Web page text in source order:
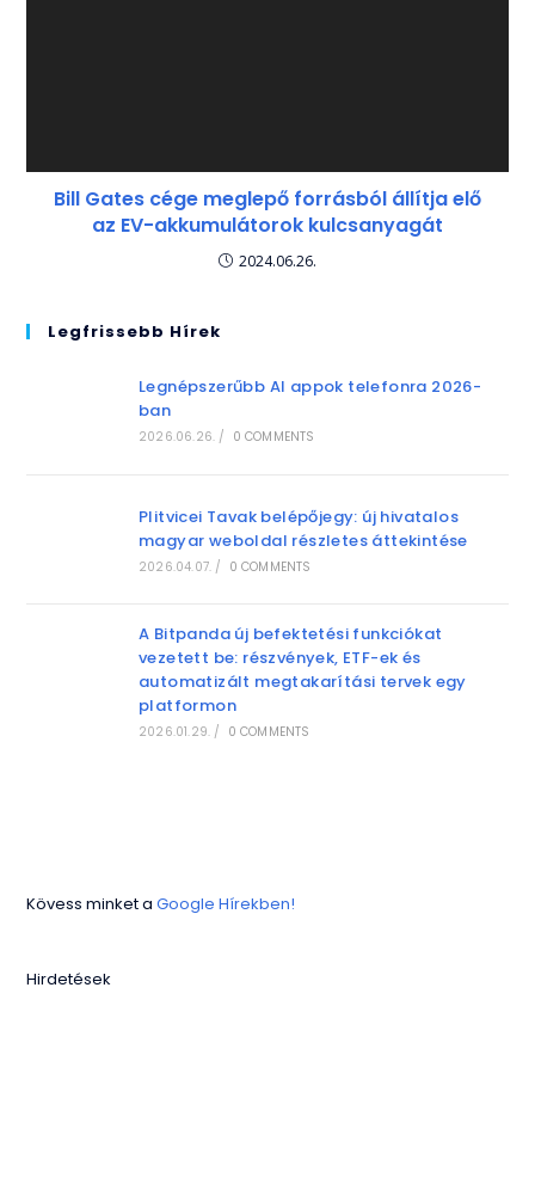
Bill Gates cége meglepő forrásból állítja elő
az EV-akkumulátorok kulcsanyagát
2024.06.26.
Legfrissebb Hírek
Legnépszerűbb AI appok telefonra 2026-
ban
2026.06.26. / 0 COMMENTS
Plitvicei Tavak belépőjegy: új hivatalos
magyar weboldal részletes áttekintése
2026.04.07. / 0 COMMENTS
A Bitpanda új befektetési funkciókat
vezetett be: részvények, ETF-ek és
automatizált megtakarítási tervek egy
platformon
2026.01.29. / 0 COMMENTS
Kövess minket aGoogle Hírekben!
Hirdetések